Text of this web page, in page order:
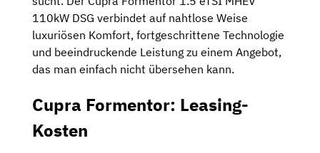
110kW DSG verbindet auf nahtlose Weise
luxuriösen Komfort, fortgeschrittene Technologie
und beeindruckende Leistung zu einem Angebot,
das man einfach nicht übersehen kann.
Cupra Formentor: Leasing-
Kosten